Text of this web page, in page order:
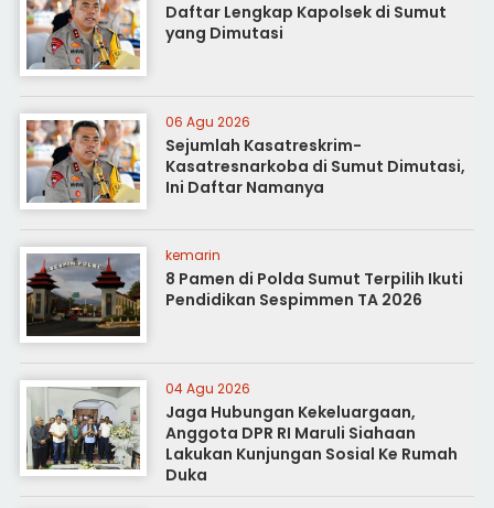
Daftar Lengkap Kapolsek di Sumut
yang Dimutasi
06 Agu 2026
Sejumlah Kasatreskrim-
Kasatresnarkoba di Sumut Dimutasi,
Ini Daftar Namanya
kemarin
8 Pamen di Polda Sumut Terpilih Ikuti
Pendidikan Sespimmen TA 2026
04 Agu 2026
Jaga Hubungan Kekeluargaan,
Anggota DPR RI Maruli Siahaan
Lakukan Kunjungan Sosial Ke Rumah
Duka